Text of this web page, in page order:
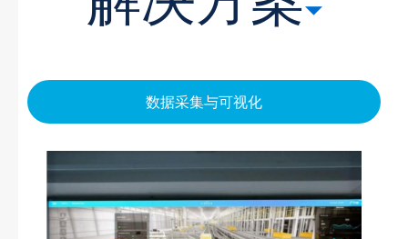
数据采集与可视化